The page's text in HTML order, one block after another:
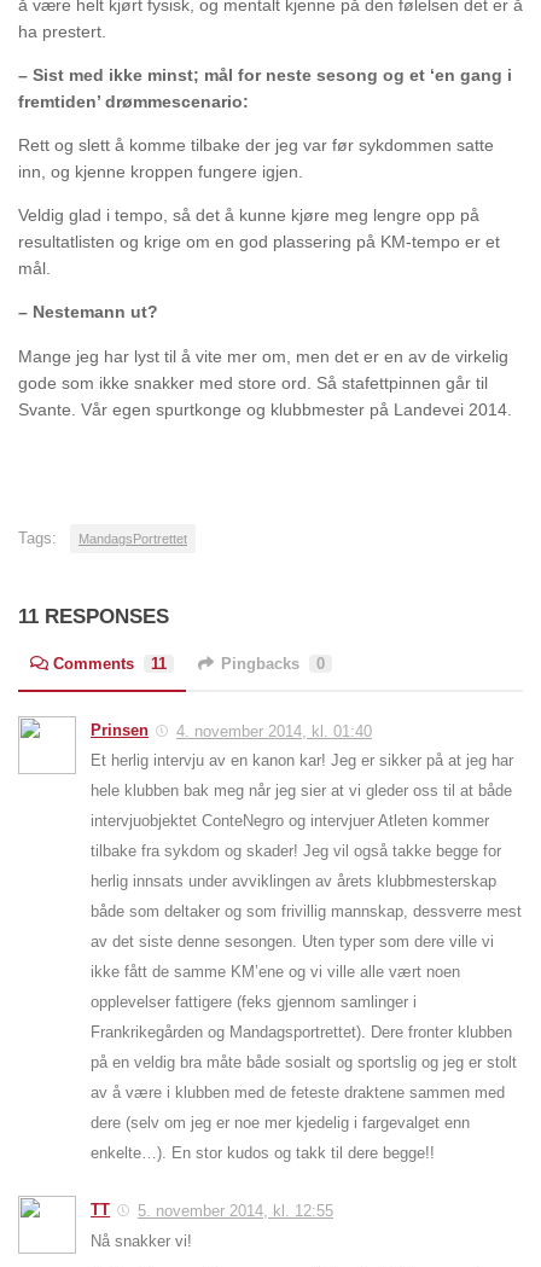
å være helt kjørt fysisk, og mentalt kjenne på den følelsen det er å
ha prestert.
– Sist med ikke minst; mål for neste sesong og et ‘en gang i
fremtiden’ drømmescenario:
Rett og slett å komme tilbake der jeg var før sykdommen satte
inn, og kjenne kroppen fungere igjen.
Veldig glad i tempo, så det å kunne kjøre meg lengre opp på
resultatlisten og krige om en god plassering på KM-tempo er et
mål.
– Nestemann ut?
Mange jeg har lyst til å vite mer om, men det er en av de virkelig
gode som ikke snakker med store ord. Så stafettpinnen går til
Svante. Vår egen spurtkonge og klubbmester på Landevei 2014.
Tags: MandagsPortrettet
11 RESPONSES
Comments 11 Pingbacks 0
Prinsen
4. november 2014, kl. 01:40
Et herlig intervju av en kanon kar! Jeg er sikker på at jeg har
hele klubben bak meg når jeg sier at vi gleder oss til at både
intervjuobjektet ConteNegro og intervjuer Atleten kommer
tilbake fra sykdom og skader! Jeg vil også takke begge for
herlig innsats under avviklingen av årets klubbmesterskap
både som deltaker og som frivillig mannskap, dessverre mest
av det siste denne sesongen. Uten typer som dere ville vi
ikke fått de samme KM’ene og vi ville alle vært noen
opplevelser fattigere (feks gjennom samlinger i
Frankrikegården og Mandagsportrettet). Dere fronter klubben
på en veldig bra måte både sosialt og sportslig og jeg er stolt
av å være i klubben med de feteste draktene sammen med
dere (selv om jeg er noe mer kjedelig i fargevalget enn
enkelte…). En stor kudos og takk til dere begge!!
TT
5. november 2014, kl. 12:55
Nå snakker vi!